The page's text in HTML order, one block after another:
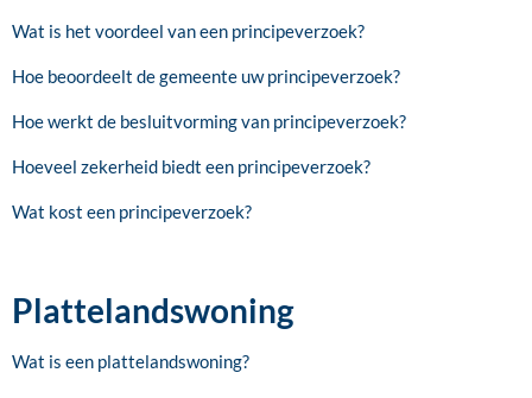
Wat is het voordeel van een principeverzoek?
Hoe beoordeelt de gemeente uw principeverzoek?
Hoe werkt de besluitvorming van principeverzoek?
Hoeveel zekerheid biedt een principeverzoek?
Wat kost een principeverzoek?
Plattelandswoning
Wat is een plattelandswoning?